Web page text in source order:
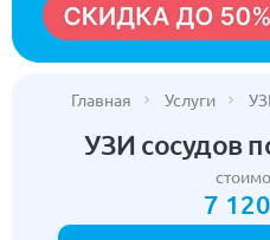
Главная Услуги
УЗИ сосудов
7